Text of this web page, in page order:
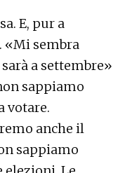
E, pur a
«Mi sembra
a settembre»
sappiamo
votare.
anche il
sappiamo